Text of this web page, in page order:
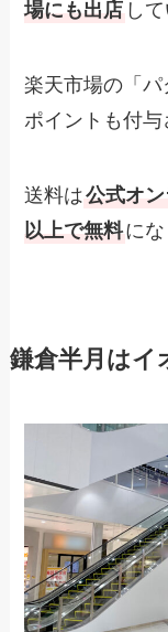
場にも出店 し
楽天市場の「
ポイントも付与
送料は公式オ
以上で無料にな
鎌倉半月はイ